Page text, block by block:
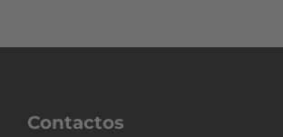
Contactos